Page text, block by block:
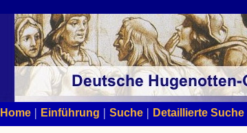
Home | Einführung | Suche | Detaillierte Suche